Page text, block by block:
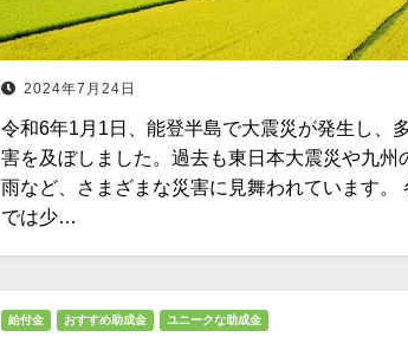
2024年7月24日
令和6年1月1日、能登半島で大震災が発生し、
害を及ぼしました。過去も東日本大震災や九州
雨など、さまざまな災害に見舞われています。
では少…
給付金 おすすめ助成金 ユニークな助成金